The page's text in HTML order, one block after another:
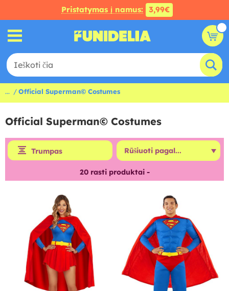
Pristatymas į namus: 3,99€
... Official Superman© Costumes
Official Superman© Costumes
Trumpas
20rasti produktai -